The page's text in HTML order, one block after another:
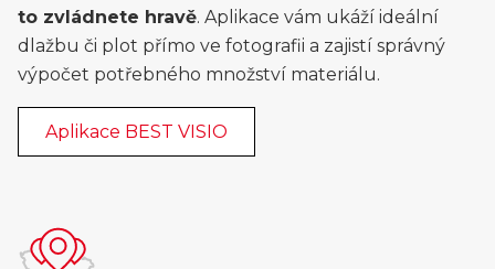
to zvládnete hravě. Aplikace vám ukáží ideální
dlažbu či plot přímo ve fotografii a zajistí správný
výpočet potřebného množství materiálu.
Aplikace BEST VISIO